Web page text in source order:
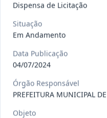
027-2026-
DL
Dispensa
REALIZAR
EQUIPAMEN
Situação:
Dispensa de Licitação
Situação
Em Andamento
Data Publicação
04/07/2024
Órgão Responsável
PREFEITURA MUNICIPAL
Objeto